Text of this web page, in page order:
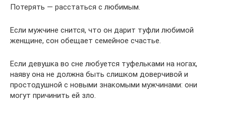
Потерять — расстаться с любимым.
Если мужчине снится, что он дарит туфли любимой
женщине, сон обещает семейное счастье.
Если девушка во сне любуется туфельками на ногах,
наяву она не должна быть слишком доверчивой и
простодушной с новыми знакомыми мужчинами: они
могут причинить ей зло.